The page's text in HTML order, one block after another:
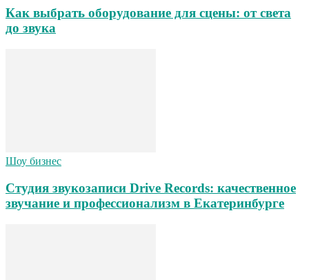
Как выбрать оборудование для сцены: от света
до звука
Шоу бизнес
Студия звукозаписи Drive Records: качественное
звучание и профессионализм в Екатеринбурге